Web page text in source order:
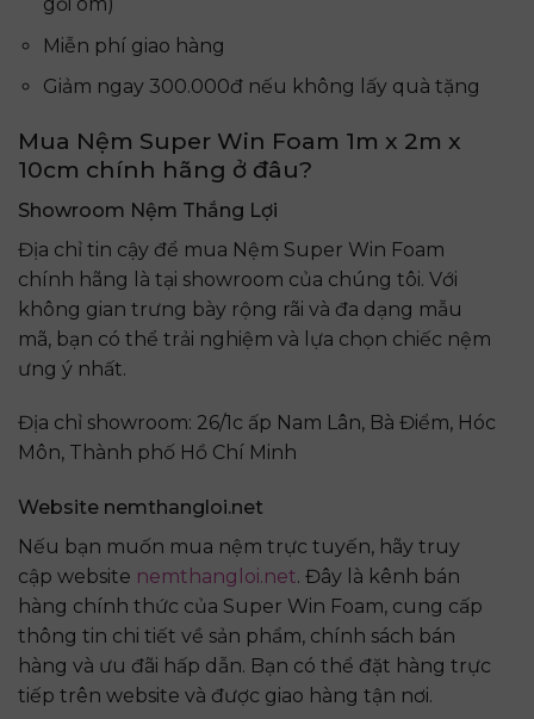
Miễn phí giao hàng
Giảm ngay 300.000đ nếu không lấy quà tặng
Mua Nệm Super Win Foam 1m x 2m x
10cm chính hãng ở đâu?
Showroom Nệm Thắng Lợi
Địa chỉ tin cậy để mua Nệm Super Win Foam
chính hãng là tại showroom của chúng tôi. Với
không gian trưng bày rộng rãi và đa dạng mẫu
mã, bạn có thể trải nghiệm và lựa chọn chiếc nệm
ưng ý nhất.
Địa chỉ showroom: 26/1c ấp Nam Lân, Bà Điểm, Hóc
Môn, Thành phố Hồ Chí Minh
Website nemthangloi.net
Nếu bạn muốn mua nệm trực tuyến, hãy truy
cập website nemthangloi.net. Đây là kênh bán
hàng chính thức của Super Win Foam, cung cấp
thông tin chi tiết về sản phẩm, chính sách bán
hàng và ưu đãi hấp dẫn. Bạn có thể đặt hàng trực
tiếp trên website và được giao hàng tận nơi.